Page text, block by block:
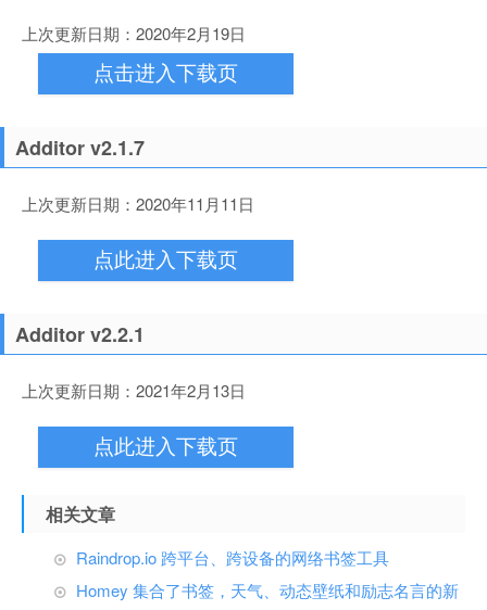
上次更新日期：2020年2月19日
点击进入下载页
Additor v2.1.7
上次更新日期：2020年11月11日
点此进入下载页
Additor v2.2.1
上次更新日期：2021年2月13日
点此进入下载页
相关文章
Raindrop.io 跨平台、跨设备的网络书签工具
Homey 集合了书签，天气、动态壁纸和励志名言的新